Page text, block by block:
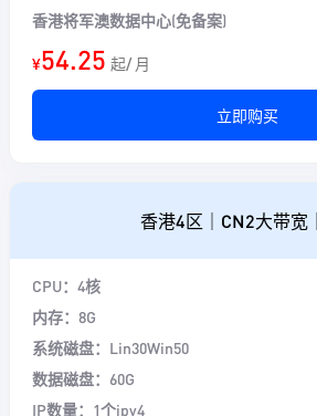
香港将军澳数据中心(免备案)
¥54.25 起/ 月
立即购买
香港4区｜CN2大带宽
CPU：4核
内存：8G
系统磁盘：Lin30Win50
数据磁盘：60G
IP数量：1个ipv4